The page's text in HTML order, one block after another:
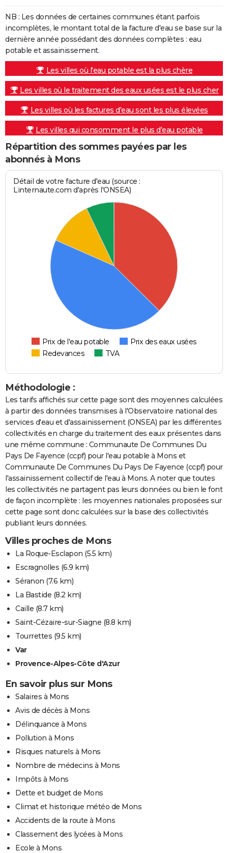
NB : Les données de certaines communes étant parfois
incomplètes, le montant total de la facture d'eau se base sur la
dernière année possédant des données complètes : eau
potable et assainissement.
Les villes où l'eau potable est la plus chère
Les villes où le traitement des eaux usées est le plus cher
Les villes où les factures d'eau sont les plus élevées
Les villes qui consomment le plus d'eau potable
Répartition des sommes payées par les
abonnés à Mons
Détail de votre facture d'eau (source :
Linternaute.com d'après l'ONSEA)
Prix de l'eau potable
Prix des eaux usées
Redevances
TVA
Méthodologie :
Les tarifs affichés sur cette page sont des moyennes calculées
à partir des données transmises à l'Observatoire national des
services d'eau et d'assainissement (ONSEA) par les différentes
collectivités en charge du traitement des eaux présentes dans
une même commune : Communaute De Communes Du
Pays De Fayence (ccpf) pour l'eau potable à Mons et
Communaute De Communes Du Pays De Fayence (ccpf) pour
l'assainissement collectif de l'eau à Mons. A noter que toutes
les collectivités ne partagent pas leurs données ou bien le font
de façon incomplète : les moyennes nationales proposées sur
cette page sont donc calculées sur la base des collectivités
publiant leurs données.
Villes proches de Mons
La Roque-Esclapon (5.5 km)
Escragnolles (6.9 km)
Séranon (7.6 km)
La Bastide (8.2 km)
Caille (8.7 km)
Saint-Cézaire-sur-Siagne (8.8 km)
Tourrettes (9.5 km)
Var
Provence-Alpes-Côte d'Azur
En savoir plus sur Mons
Salaires à Mons
Avis de décès à Mons
Délinquance à Mons
Pollution à Mons
Risques naturels à Mons
Nombre de médecins à Mons
Impôts à Mons
Dette et budget de Mons
Climat et historique météo de Mons
Accidents de la route à Mons
Classement des lycées à Mons
Ecole à Mons